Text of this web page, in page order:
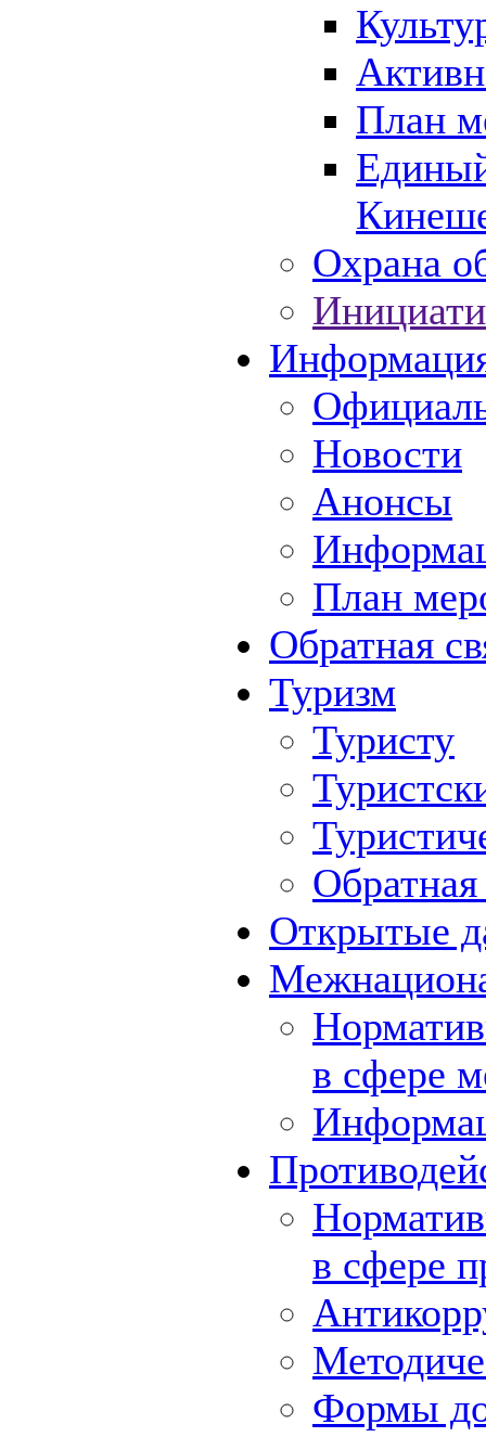
План
Охрана
Новости
Анонсы
План
Обратная
Туризм
Туристу
Обратная
Открытые
в сфере
в сфере
Формы